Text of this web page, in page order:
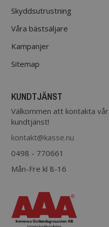
Skyddsutrustning
Våra bästsäljare
Kampanjer
Sitemap
KUNDTJÄNST
Välkommen att kontakta vår
kundtjänst!
kontakt@kasse.nu
0498 - 770661
Mån-Fre kl 8-16